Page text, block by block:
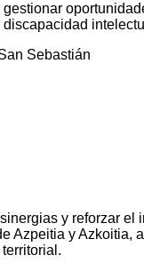
Sebastián
y reforzar
Azpeitia y